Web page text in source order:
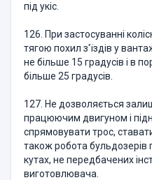
під укіс.
126. При застосуванні
тягою похил з'їздів у
не більше 15 градусів і в
більше 25 градусів.
127. Не дозволяється
працюючим двигуном і
спрямовувати трос,
також робота бульдозерів
кутах, не передбачених
виготовлювача.